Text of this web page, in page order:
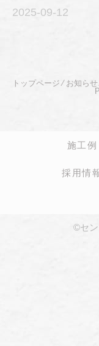
2025-09-12
トップページ ⁄ お知らせ
施工例
採用情
©セン